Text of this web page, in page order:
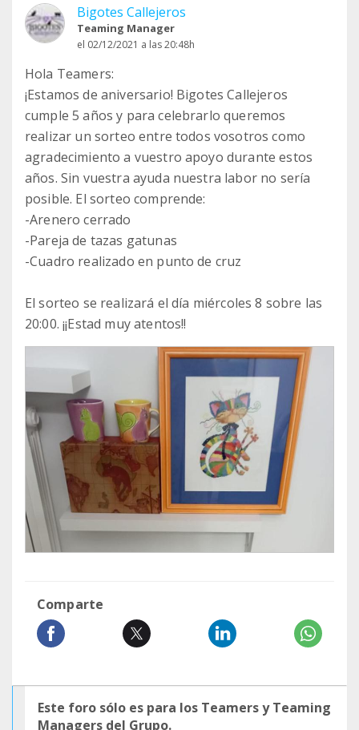
Bigotes Callejeros
Teaming Manager
el 02/12/2021 a las 20:48h
Hola Teamers:
¡Estamos de aniversario! Bigotes Callejeros
cumple 5 años y para celebrarlo queremos
realizar un sorteo entre todos vosotros como
agradecimiento a vuestro apoyo durante estos
años. Sin vuestra ayuda nuestra labor no sería
posible. El sorteo comprende:
-Arenero cerrado
-Pareja de tazas gatunas
-Cuadro realizado en punto de cruz
El sorteo se realizará el día miércoles 8 sobre las
20:00. ¡¡Estad muy atentos!!
Comparte
Este foro sólo es para los Teamers y Teaming
Managers del Grupo.